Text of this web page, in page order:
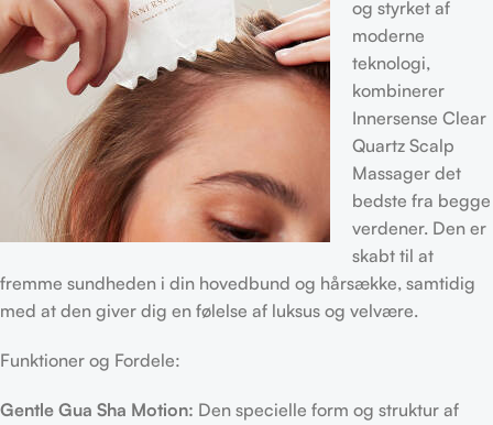
og styrket af
moderne
teknologi,
kombinerer
Innersense Clear
Quartz Scalp
Massager det
bedste fra begge
verdener. Den er
skabt til at
fremme sundheden i din hovedbund og hårsække, samtidig
med at den giver dig en følelse af luksus og velvære.
Funktioner og Fordele:
Gentle Gua Sha Motion: Den specielle form og struktur af